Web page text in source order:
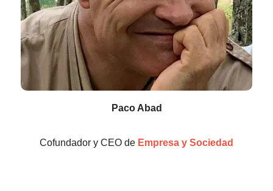
Paco Abad
Cofundador y CEO de Empresa y Sociedad